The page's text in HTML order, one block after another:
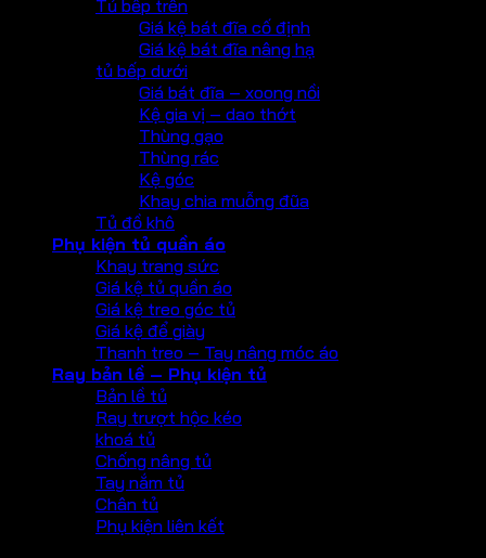
Tủ bếp trên
Giá kệ bát đĩa cố định
Giá kệ bát đĩa nâng hạ
tủ bếp dưới
Giá bát đĩa – xoong nồi
Kệ gia vị – dao thớt
Thùng gạo
Thùng rác
Kệ góc
Khay chia muỗng đũa
Tủ đồ khô
Phụ kiện tủ quần áo
Khay trang sức
Giá kệ tủ quần áo
Giá kệ treo góc tủ
Giá kệ để giày
Thanh treo – Tay nâng móc áo
Ray bản lề – Phụ kiện tủ
Bản lề tủ
Ray trượt hộc kéo
khoá tủ
Chống nâng tủ
Tay nắm tủ
Chân tủ
Phụ kiện liên kết